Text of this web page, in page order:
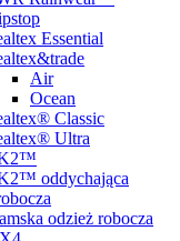
Essential
Air
Ocean
Classic
Ultra
oddychająca
odzież robocza